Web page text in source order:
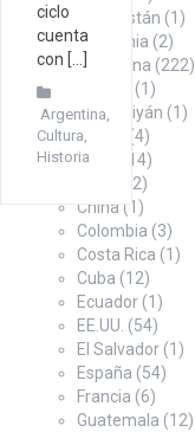
ciclo
cuenta
con […]
Argentina
Cultura
Historia
Afganistán (1)
Alemania (2)
Argentina (222)
(1)
Azerbaiyán (1)
Bolivia
(4)
Brasil
(14)
(12)
China (1)
Colombia (3)
Costa Rica (1)
Cuba (12)
Ecuador (1)
EE.UU. (54)
El Salvador (1)
España (54)
Francia (6)
Guatemala (12)